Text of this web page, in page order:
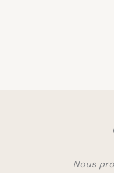
Nous